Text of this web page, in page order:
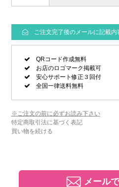
ご注文完了後のメールに記載内
QRコード作成無料
お店のロゴマーク掲載可
安心サポート修正３回付
全国一律送料無料
※ご注文の前に必ずお読み下さい
特定商取引法に基づく表記
買い物を続ける
メール